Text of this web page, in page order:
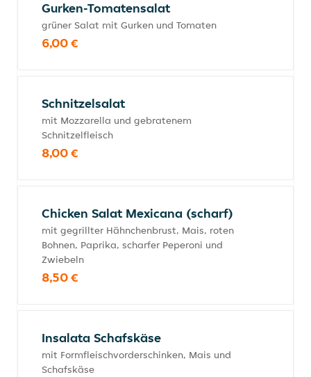
Gurken-Tomatensalat
grüner Salat mit Gurken und Tomaten
6,00 €
Schnitzelsalat
mit Mozzarella und gebratenem
Schnitzelfleisch
8,00 €
Chicken Salat Mexicana (scharf)
mit gegrillter Hähnchenbrust, Mais, roten
Bohnen, Paprika, scharfer Peperoni und
Zwiebeln
8,50 €
Insalata Schafskäse
mit Formfleischvorderschinken, Mais und
Schafskäse